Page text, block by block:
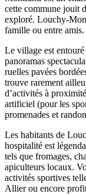
cette commune jouit
exploré. Louchy-
famille ou entre amis.
Le village est
panoramas
ruelles pavées
trouve rarement
d’activités à
artificiel (pour les
promenades et
Les habitants de
hospitalité est
tels que fromages,
apiculteurs locaux.
activités sportives
Allier ou encore